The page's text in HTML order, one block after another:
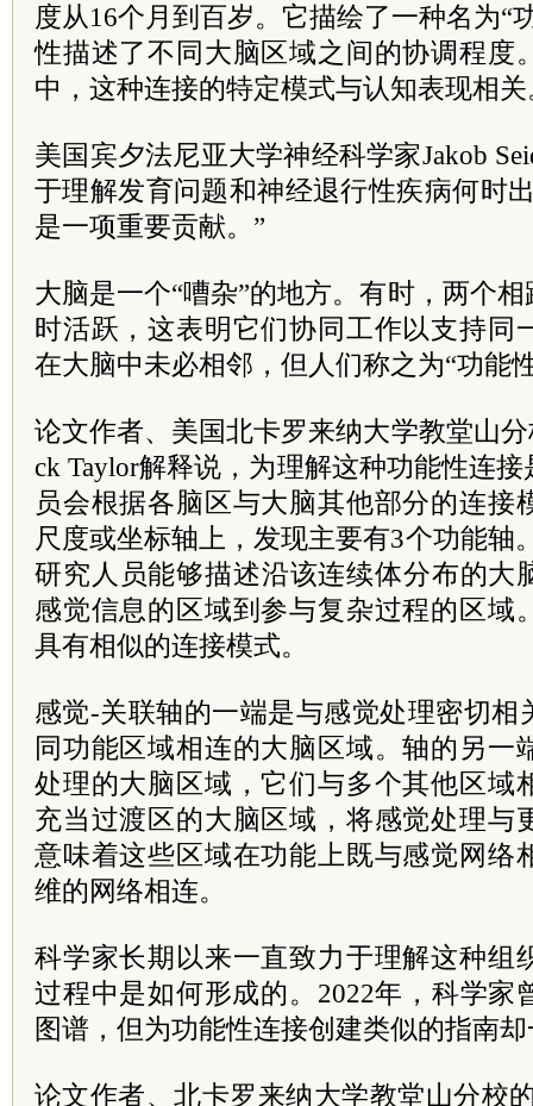
度从16个月到百岁。它描绘了一种名为“
性描述了不同大脑区域之间的协调程度
中，这种连接的特定模式与认知表现相关
美国宾夕法尼亚大学神经科学家Jakob
于理解发育问题和神经退行性疾病何时
是一项重要贡献。”
大脑是一个“嘈杂”的地方。有时，两个
时活跃，这表明它们协同工作以支持同
在大脑中未必相邻，但人们称之为“功能
论文作者、美国北卡罗来纳大学教堂山
ck Taylor解释说，为理解这种功能性连
员会根据各脑区与大脑其他部分的连接
尺度或坐标轴上，发现主要有3个功能轴
研究人员能够描述沿该连续体分布的
感觉信息的区域到参与复杂过程的区域
具有相似的连接模式。
感觉-关联轴的一端是与感觉处理密切相
同功能区域相连的大脑区域。轴的另一
处理的大脑区域，它们与多个其他区域
充当过渡区的大脑区域，将感觉处理与
意味着这些区域在功能上既与感觉网络
维的网络相连。
科学家长期以来一直致力于理解这种组
过程中是如何形成的。2022年，科学家
图谱，但为功能性连接创建类似的指南
论文作者、北卡罗来纳大学教堂山分校